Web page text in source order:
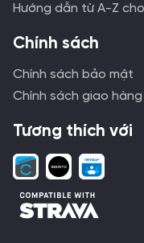
Hướng dẫn từ A-Z
Chính sách
Chính sách bảo mật
Chính sách giao hàng
Tương thích với